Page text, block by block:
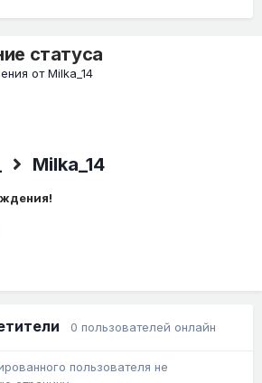
статуса
от Milka_14
Milka_14
0 пользователей онлайн
пользователя не